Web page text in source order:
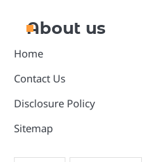
About us
Home
Contact Us
Disclosure Policy
Sitemap